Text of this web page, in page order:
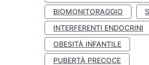
BIOMONITORAGGIO
INTERFERENTI ENDOCRINI
OBESITÀ INFANTILE
PUBERTÀ PRECOCE